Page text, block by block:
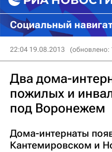
Социальный
22:04 19.08.2013 (обновлено:
Два дома-
пожилых и
под Воронежем
Дома-интернаты
Кантемировском и